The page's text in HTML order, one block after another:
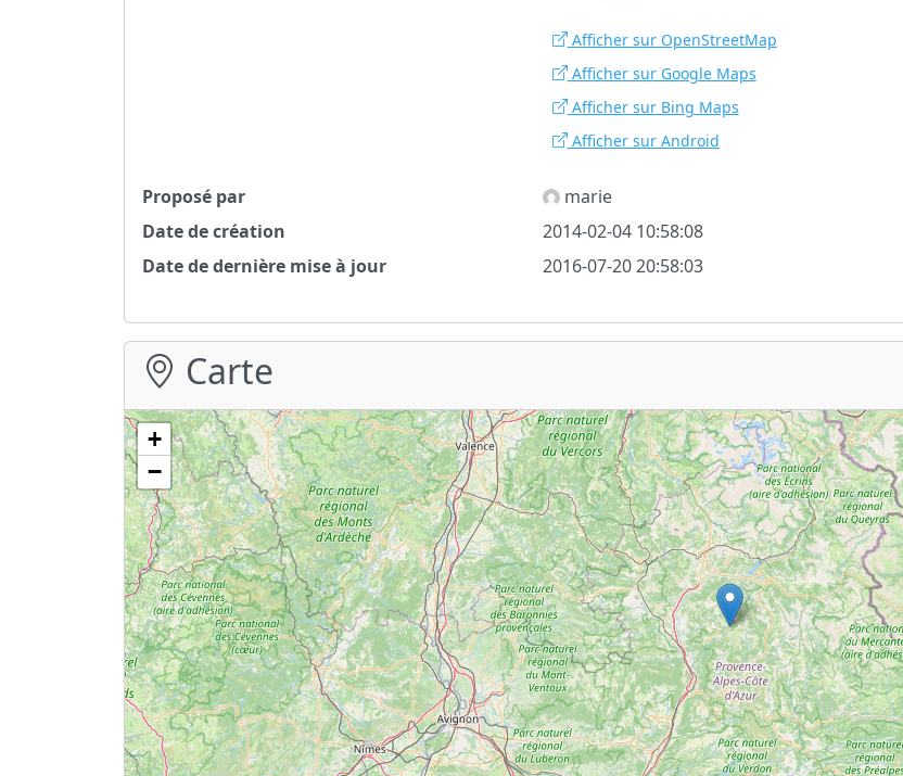
Afficher sur OpenStreetMap
Afficher sur Google Maps
Afficher sur Bing Maps
Afficher sur Android
Proposé par
marie
Date de création
2014-02-04 10:58:08
Date de dernière mise à jour
2016-07-20 20:58:03
Carte
+
−